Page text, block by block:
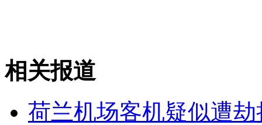
中国渔船触礁：遇难者增至8人
山西运城恶犬咬伤多人 警民合力深夜将其击毙
相关报道
荷兰机场客机疑似遭